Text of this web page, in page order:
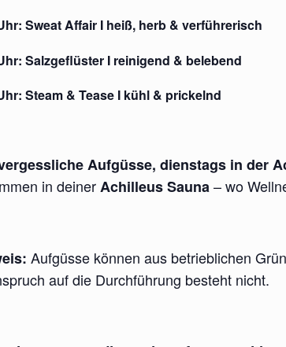
Sweat Affair I heiß, herb & verführerisch
Salzgeflüster I reinigend & belebend
Steam & Tease I kühl & prickelnd
Aufgüsse, dienstags in der
in deinerAchilleus Sauna– wo
Aufgüsse können aus betrieblichen
auf die Durchführung besteht nicht.